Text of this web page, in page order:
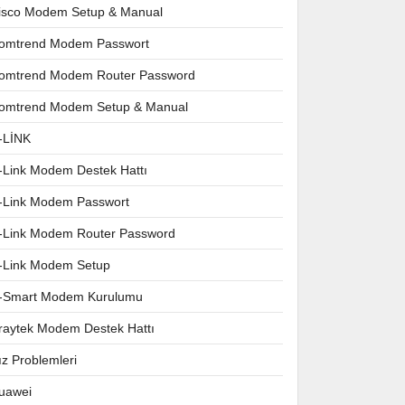
Modem Setup & Manual
Modem Passwort
Modem Router Password
Modem Setup & Manual
LİNK
Link Modem Destek Hattı
Link Modem Passwort
Link Modem Router Password
Link Modem Setup
Smart Modem Kurulumu
Modem Destek Hattı
Problemleri